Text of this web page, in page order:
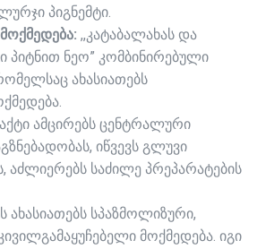
პიგნემტი.
,,კატაბალახას და
პიტნით ნეო” კომბინირებული
ახასიათებს
ამცირებს ცენტრალური
იწვევს გლუვი
აძლიერებს საძილე პრეპარატების
ახასიათებს სპაზმოლიზური,
მოქმედება. იგი